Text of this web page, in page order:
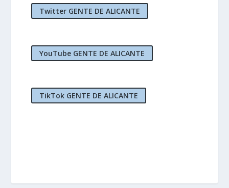
Twitter GENTE DE ALICANTE
YouTube GENTE DE ALICANTE
TikTok GENTE DE ALICANTE